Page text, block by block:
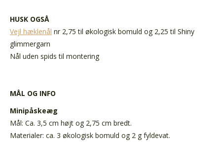
HUSK OGSÅ
Vejl hæklenål nr 2,75 til økologisk bomuld og 2,25 til Shiny
glimmergarn
Nål uden spids til montering
MÅL OG INFO
Minipåskeæg
Mål: Ca. 3,5 cm højt og 2,75 cm bredt.
Materialer: ca. 3 økologisk bomuld og 2 g fyldevat.